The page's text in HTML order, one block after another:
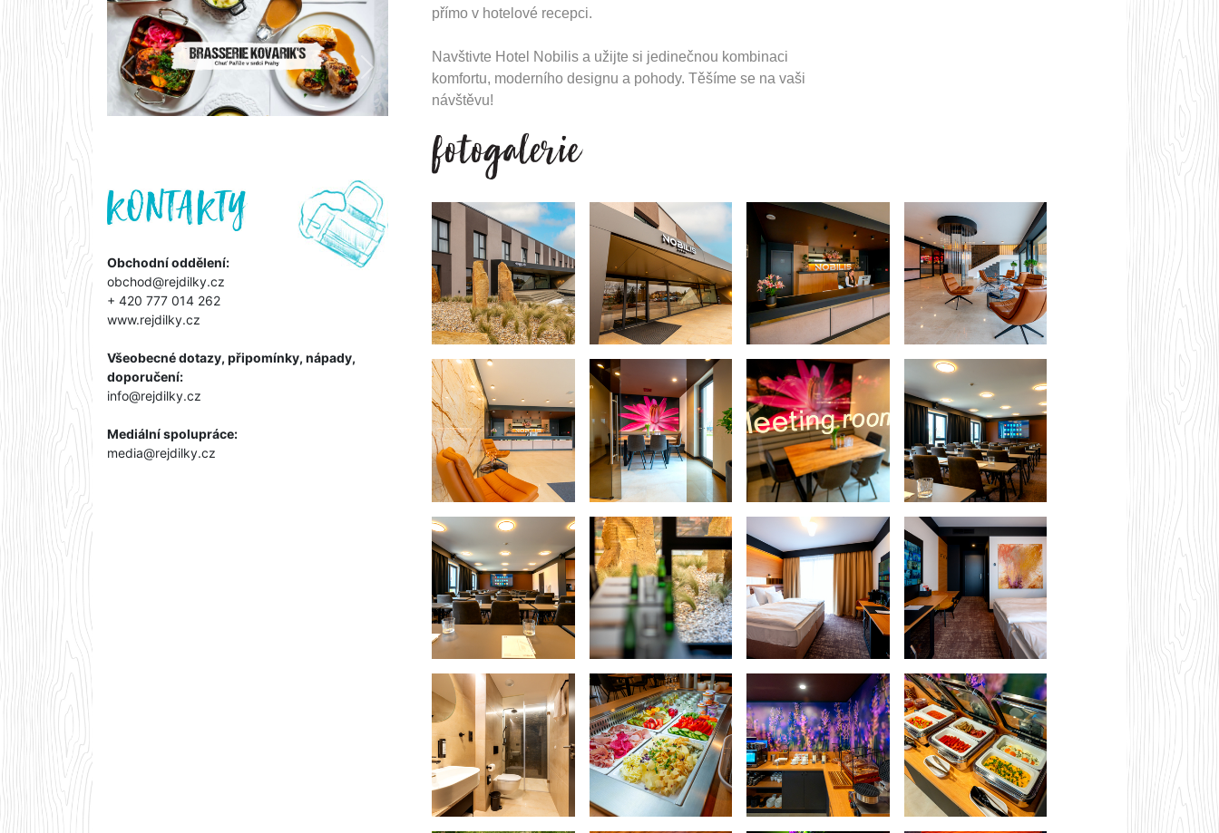
Předchozí Další
Obchodní oddělení:
obchod@rejdilky.cz
+ 420 777 014 262
www.rejdilky.cz
Všeobecné dotazy, připomínky, nápady,
doporučení:
info@rejdilky.cz
Mediální spolupráce:
media@rejdilky.cz
přímo v hotelové recepci.
Navštivte Hotel Nobilis a užijte si jedinečnou kombinaci
komfortu, moderního designu a pohody. Těšíme se na vaši
návštěvu!